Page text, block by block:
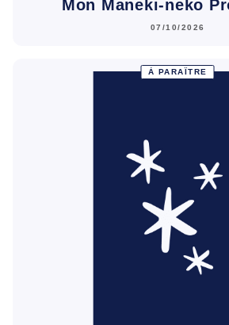
Mon Maneki-neko
07/10/2026
À PARAÎTRE